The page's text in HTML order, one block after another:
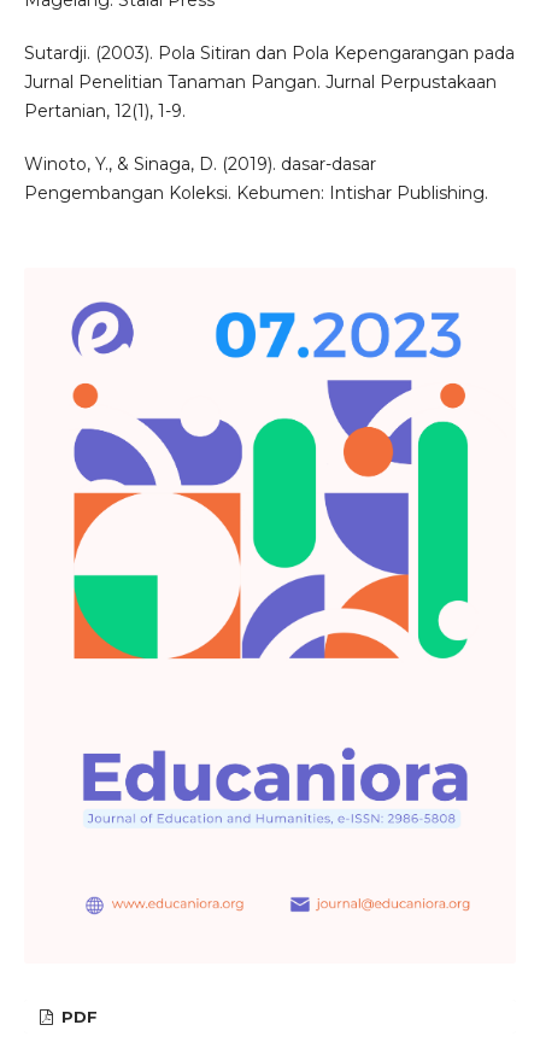
Sutardji. (2003). Pola Sitiran dan Pola Kepengarangan pada
Jurnal Penelitian Tanaman Pangan. Jurnal Perpustakaan
Pertanian, 12(1), 1-9.
Winoto, Y., & Sinaga, D. (2019). dasar-dasar
Pengembangan Koleksi. Kebumen: Intishar Publishing.
PDF